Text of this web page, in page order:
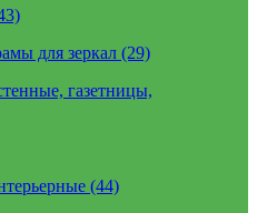
для зеркал (29)
газетницы,
(44)